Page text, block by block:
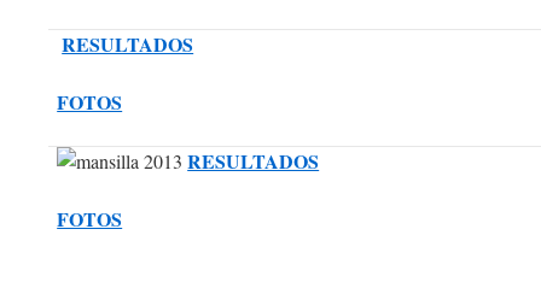
RESULTADOS
FOTOS
RESULTADOS
FOTOS